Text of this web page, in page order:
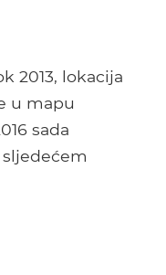
2013, lokacija
u mapu
sada